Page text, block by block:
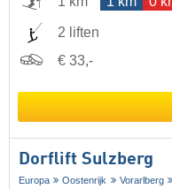
2 liften
€ 33,-
Dorflift Sulzberg
Europa Oostenrijk Vorarlberg